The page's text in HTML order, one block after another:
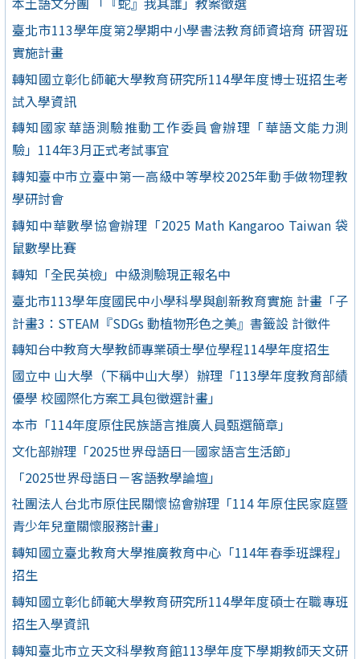
臺北市113學年度第2學期中小學書法教育師資培育 研習班
實施計畫
轉知國立彰化師範大學教育研究所114學年度博士班招生考
試入學資訊
轉知國家華語測驗推動工作委員會辦理「華語文能力測
驗」114年3月正式考試事宜
轉知臺中市立臺中第一高級中等學校2025年動手做物理教
學研討會
轉知中華數學協會辦理「2025 Math Kangaroo Taiwan 袋
鼠數學比賽
轉知「全民英檢」中級測驗現正報名中
臺北市113學年度國民中小學科學與創新教育實施 計畫「子
計畫3：STEAM『SDGs 動植物形色之美』書籤設 計徵件
轉知台中教育大學教師專業碩士學位學程114學年度招生
國立中 山大學（下稱中山大學）辦理「113學年度教育部績
優學 校國際化方案工具包徵選計畫」
本市「114年度原住民族語言推廣人員甄選簡章」
文化部辦理「2025世界母語日─國家語言生活節」
「2025世界母語日－客語教學論壇」
社團法人台北市原住民關懷協會辦理「114 年原住民家庭暨
青少年兒童關懷服務計畫」
轉知國立臺北教育大學推廣教育中心「114年春季班課程」
招生
轉知國立彰化師範大學教育研究所114學年度碩士在職專班
招生入學資訊
轉知臺北市立天文科學教育館113學年度下學期教師天文研